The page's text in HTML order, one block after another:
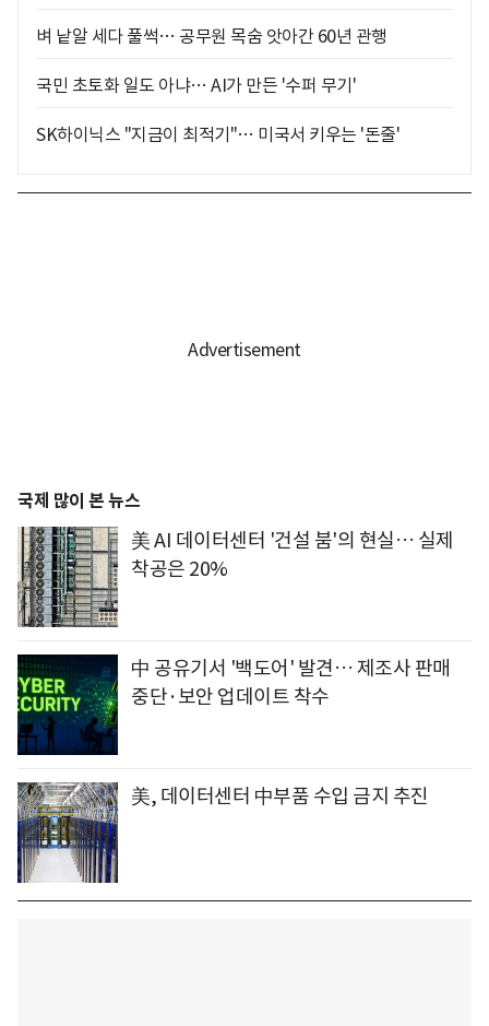
벼 낱알 세다 풀썩… 공무원 목숨 앗아간 60년 관행
국민 초토화 일도 아냐… AI가 만든 '수퍼 무기'
SK하이닉스 "지금이 최적기"… 미국서 키우는 '돈줄'
국제 많이 본 뉴스
美 AI 데이터센터 '건설 붐'의 현실… 실제
착공은 20%
中 공유기서 '백도어' 발견… 제조사 판매
중단·보안 업데이트 착수
美, 데이터센터 中부품 수입 금지 추진